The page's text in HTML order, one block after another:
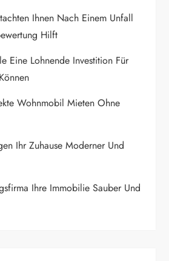
Ihnen Nach Einem Unfall
Hilft
Eine Lohnende Investition Für
Wohnmobil Mieten Ohne
Ihr Zuhause Moderner Und
Ihre Immobilie Sauber Und